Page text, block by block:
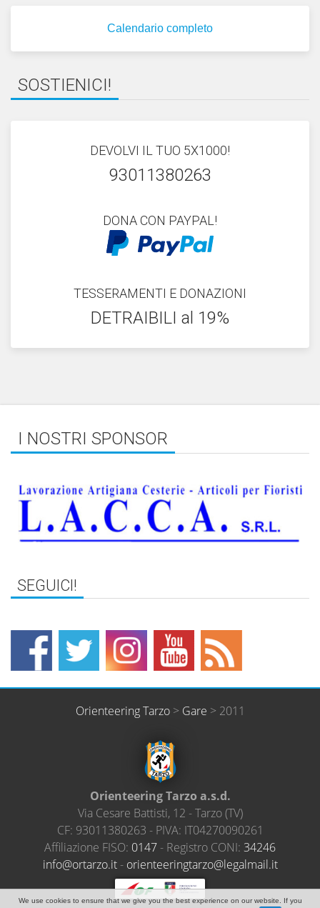
Calendario completo
SOSTIENICI!
DEVOLVI IL TUO 5X1000!
93011380263
DONA CON PAYPAL!
TESSERAMENTI E DONAZIONI
DETRAIBILI al 19%
I NOSTRI SPONSOR
Orienteering Tarzo> Gare > 2011
Orienteering Tarzo a.s.d.
Via Cesare Battisti, 12 -Tarzo(TV)
CF: 93011380263 - PIVA: IT04270090261
Affiliazione FISO: 0147 - Registro CONI: 34246
ti.li
amlag
el@oz
ratgn
ireet
neiro
-
ti.oz
ratro
@ofni